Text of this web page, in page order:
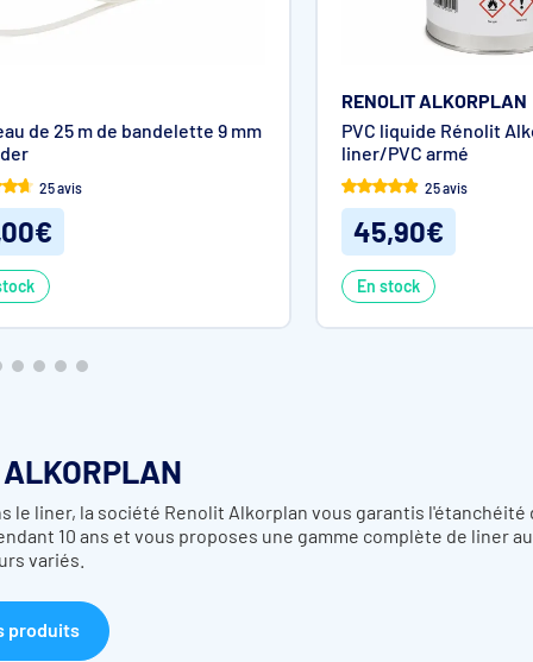
avant de recouvrir le support par le liner PVC armé.
de 25 m de bandelette 9 mm
25 avis
RENOLIT ALKORPLAN
PVC liquide Rénolit
liner/PVC armé
25 avis
45,90€
En stock
le liner, la société Renolit Alkorplan vous garantis l'étanchéité
10 ans et vous proposes une gamme complète de liner
variés.
produits